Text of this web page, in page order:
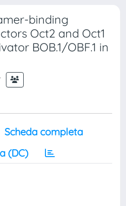
binding
Oct2 and Oct1
BOB.1/OBF.1 in
Scheda completa
(DC)